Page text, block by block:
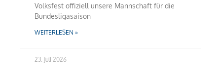
Volksfest offiziell unsere Mannschaft für die
Bundesligasaison
WEITERLESEN »
23. Juli 2026